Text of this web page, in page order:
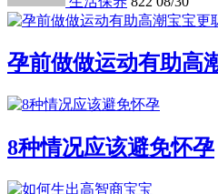
孕前做做运动有助高
8种情况应该避免怀孕